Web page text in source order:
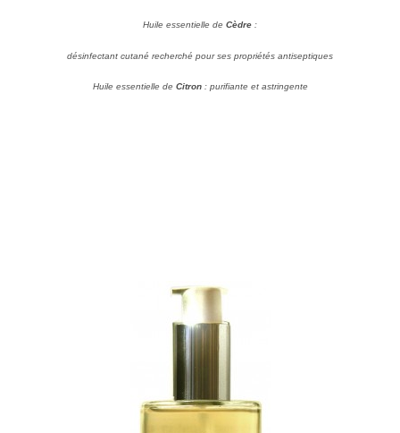
Huile essentielle de Cèdre :
désinfectant cutané recherché pour ses propriétés antiseptiques
Huile essentielle de Citron: purifiante et astringente